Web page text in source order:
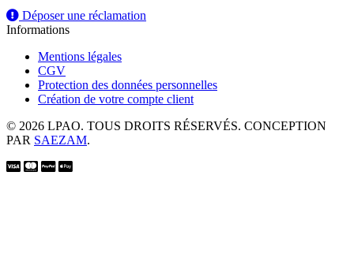
Déposer une réclamation
Informations
Mentions légales
CGV
Protection des données personnelles
Création de votre compte client
© 2026 LPAO. TOUS DROITS RÉSERVÉS. CONCEPTION
PAR SAEZAM.